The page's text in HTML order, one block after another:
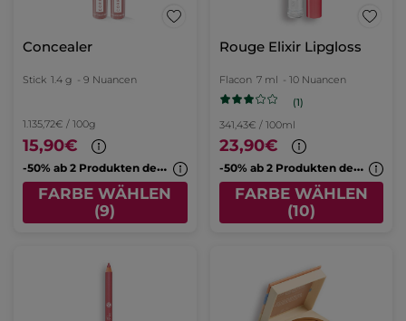
Concealer
Stick 1.4 g - 9 Nuancen
1.135,72€ / 100g
15,90€
-
50% ab 2 Produkten deiner Wahl
FARBE WÄHLEN
(9)
Rouge Elixir Lipgloss
Flacon 7 ml - 10 Nuancen
(1)
341,43€ / 100ml
23,90€
-
50% ab 2 Produkten deiner Wahl
FARBE WÄHLEN
(10)